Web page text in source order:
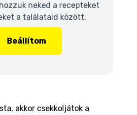
neked a recepteket
a találataid között.
Beállítom
akkor csekkoljátok a